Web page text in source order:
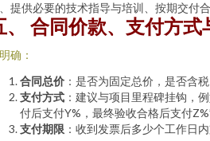
提供必要的技术指导与培训、按期交付合
、 合同价款、支付方式
确：
合同总价 ：是否为固定总价，是否含税
支付方式 ：建议与项目里程碑挂钩，
付后支付Y%，最终验收合格后支付Z%”
支付期限 ：收到发票后多少个工作日内